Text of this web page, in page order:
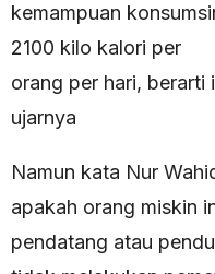
kemampuan
2100 kilo kalori per
orang per hari, berarti
ujarnya
Namun kata Nur
apakah orang miskin
pendatang atau